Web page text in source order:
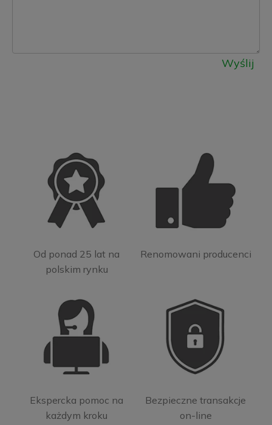
Wyślij
Od ponad 25 lat na
polskim rynku
Renomowani producenci
Ekspercka pomoc na
każdym kroku
Bezpieczne transakcje
on-line